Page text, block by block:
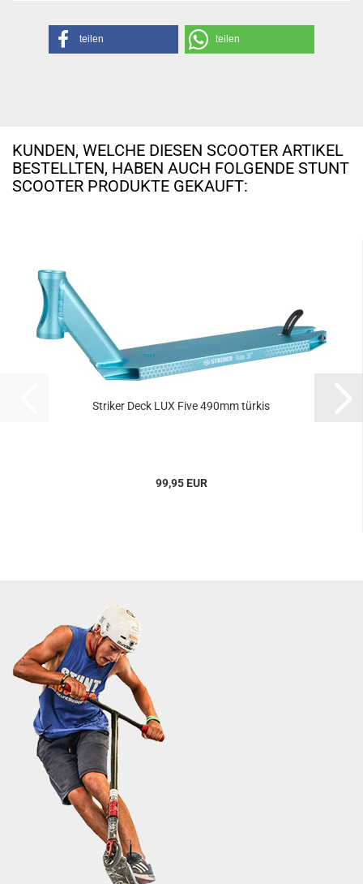
teilen teilen
KUNDEN, WELCHE DIESEN SCOOTER ARTIKEL
BESTELLTEN, HABEN AUCH FOLGENDE STUNT
SCOOTER PRODUKTE GEKAUFT:
Striker Deck LUX Five 490mm türkis
99,95 EUR